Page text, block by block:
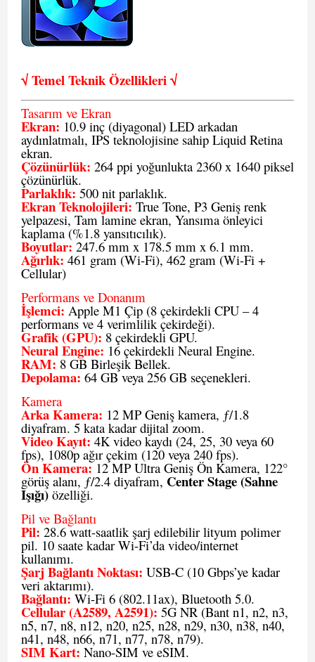
√ Temel Teknik Özellikleri √
Tasarım ve Ekran
Ekran: 10.9 inç (diyagonal) LED arkadan
aydınlatmalı, IPS teknolojisine sahip Liquid Retina
ekran.
Çözünürlük: 264 ppi yoğunlukta 2360 x 1640 piksel
çözünürlük.
Parlaklık: 500 nit parlaklık.
Ekran Teknolojileri: True Tone, P3 Geniş renk
yelpazesi, Tam lamine ekran, Yansıma önleyici
kaplama (%1.8 yansıtıcılık).
Boyutlar: 247.6 mm x 178.5 mm x 6.1 mm.
Ağırlık: 461 gram (Wi-Fi), 462 gram (Wi-Fi +
Cellular)
Performans ve Donanım
İşlemci: Apple M1 Çip (8 çekirdekli CPU – 4
performans ve 4 verimlilik çekirdeği).
Grafik (GPU): 8 çekirdekli GPU.
Neural Engine: 16 çekirdekli Neural Engine.
RAM: 8 GB Birleşik Bellek.
Depolama: 64 GB veya 256 GB seçenekleri.
Kamera
Arka Kamera: 12 MP Geniş kamera, ƒ/1.8
diyafram. 5 kata kadar dijital zoom.
Video Kayıt: 4K video kaydı (24, 25, 30 veya 60
fps), 1080p ağır çekim (120 veya 240 fps).
Ön Kamera:12 MP Ultra Geniş Ön Kamera, 122°
görüş alanı, ƒ/2.4 diyafram, Center Stage (Sahne
Işığı) özelliği.
Pil ve Bağlantı
Pil: 28.6 watt-saatlik şarj edilebilir lityum polimer
pil. 10 saate kadar Wi-Fi’da video/internet
kullanımı.
Şarj Bağlantı Noktası: USB-C (10 Gbps’ye kadar
veri aktarımı).
Bağlantı: Wi-Fi 6 (802.11ax), Bluetooth 5.0.
Cellular (A2589, A2591): 5G NR (Bant n1, n2, n3,
n5, n7, n8, n12, n20, n25, n28, n29, n30, n38, n40,
n41, n48, n66, n71, n77, n78, n79).
SIM Kart: Nano-SIM ve eSIM.